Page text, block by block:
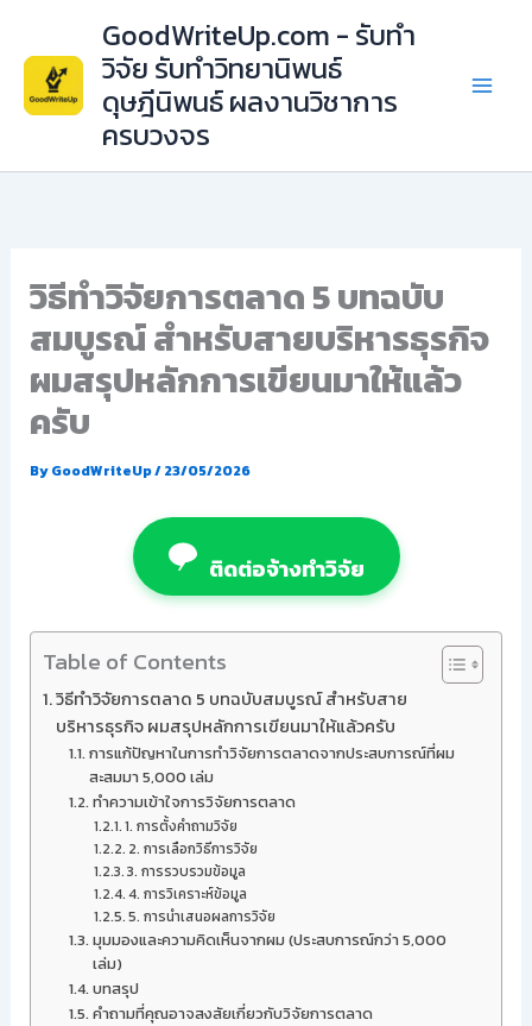
content
GoodWriteUp.com - รับทำ
วิจัย รับทำวิทยานิพนธ์
ดุษฎีนิพนธ์ ผลงานวิชาการ
ครบวงจร
วิธีทำวิจัยการตลาด 5 บทฉบับ
สมบูรณ์ สำหรับสายบริหารธุรกิจ
ผมสรุปหลักการเขียนมาให้แล้ว
ครับ
ByGoodWriteUp/23/05/2026
ติดต่อจ้างทำวิจัย
Table of Contents
วิธีทำวิจัยการตลาด 5 บทฉบับสมบูรณ์ สำหรับสาย
บริหารธุรกิจ ผมสรุปหลักการเขียนมาให้แล้วครับ
การแก้ปัญหาในการทำวิจัยการตลาดจากประสบการณ์ที่ผม
สะสมมา 5,000 เล่ม
ทำความเข้าใจการวิจัยการตลาด
1. การตั้งคำถามวิจัย
2. การเลือกวิธีการวิจัย
3. การรวบรวมข้อมูล
4. การวิเคราะห์ข้อมูล
5. การนำเสนอผลการวิจัย
มุมมองและความคิดเห็นจากผม (ประสบการณ์กว่า 5,000
เล่ม)
บทสรุป
คำถามที่คุณอาจสงสัยเกี่ยวกับวิจัยการตลาด